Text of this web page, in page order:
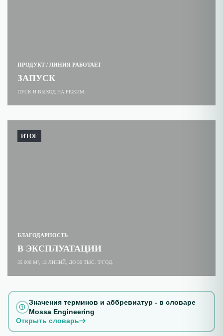
ПРОДУКТ / ЛИНИЯ РАБОТАЕТ
ЗАПУСК
ПУСК И ВЫХОД НА РЕЖИМ.
ИТОГ
БЛАГОДАРНОСТЬ
В ЭКСПЛУАТАЦИИ
35 000 М², 12 ЛИНИЙ, ДО 50 ТЫС. Т/ГОД.
Значения терминов и аббревиатур - в словаре
Mossa Engineering
Открыть словарь